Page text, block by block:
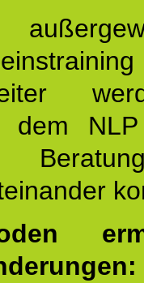
dem